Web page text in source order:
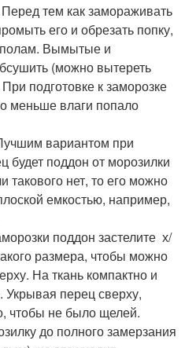
тем как замораживать
его и обрезать попку,
Вымытые и
(можно вытереть
подготовке к заморозке
меньше влаги попало
вариантом при
будет поддон от морозилки
такового нет, то его можно
емкостью, например,
поддон застелите х/
размера, чтобы можно
На ткань компактно и
перец сверху,
чтобы не было щелей.
до полного замерзания